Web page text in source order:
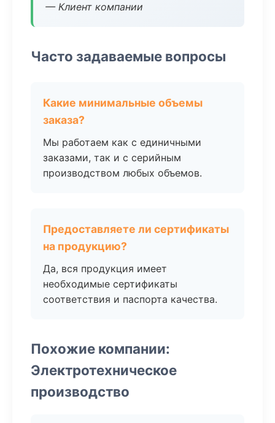
— Клиент компании
Часто задаваемые вопросы
Какие минимальные объемы
заказа?
Мы работаем как с единичными
заказами, так и с серийным
производством любых объемов.
Предоставляете ли сертификаты
на продукцию?
Да, вся продукция имеет
необходимые сертификаты
соответствия и паспорта качества.
Похожие компании:
Электротехническое
производство